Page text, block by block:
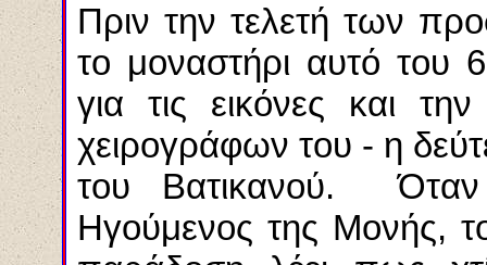
Πριν την τελετή των
το μοναστήρι αυτό του
για τις εικόνες και
χειρογράφων του - η
του Βατικανού. Όταν
Ηγούμενος της Μονής,